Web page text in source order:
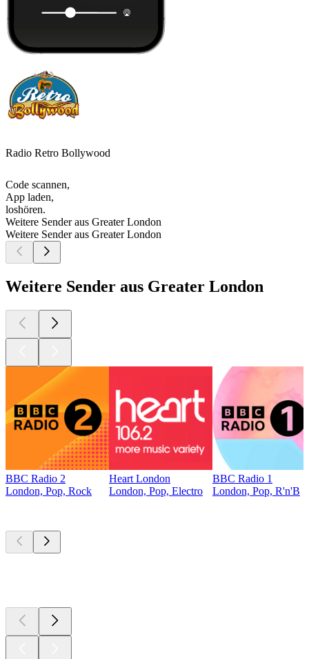
Radio Retro Bollywood
Code scannen,
App laden,
loshören.
Weitere Sender aus Greater London
Weitere Sender aus Greater London
Weitere Sender aus Greater London
BBC Radio 2
London, Pop, Rock
Heart London
London, Pop, Electro
BBC Radio 1
London, Pop, R'n'B